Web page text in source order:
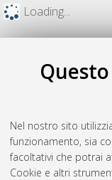
Nel nostro sito
funzionamento, sia
facoltativi che potrai
Cookie e altri
Loading...